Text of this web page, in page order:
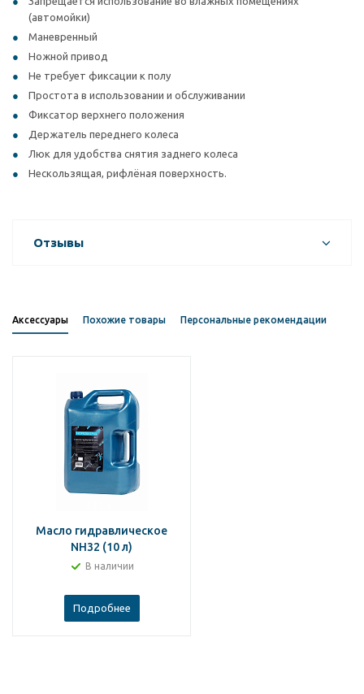
(автомойки)
Маневренный
Ножной привод
Не требует фиксации к полу
Простота в использовании и обслуживании
Фиксатор верхнего положения
Держатель переднего колеса
Люк для удобства снятия заднего колеса
Нескользящая, рифлёная поверхность.
Отзывы
Аксессуары Похожие товары Персональные рекомендации
Масло гидравлическое
NH32 (10 л)
В наличии
Подробнее